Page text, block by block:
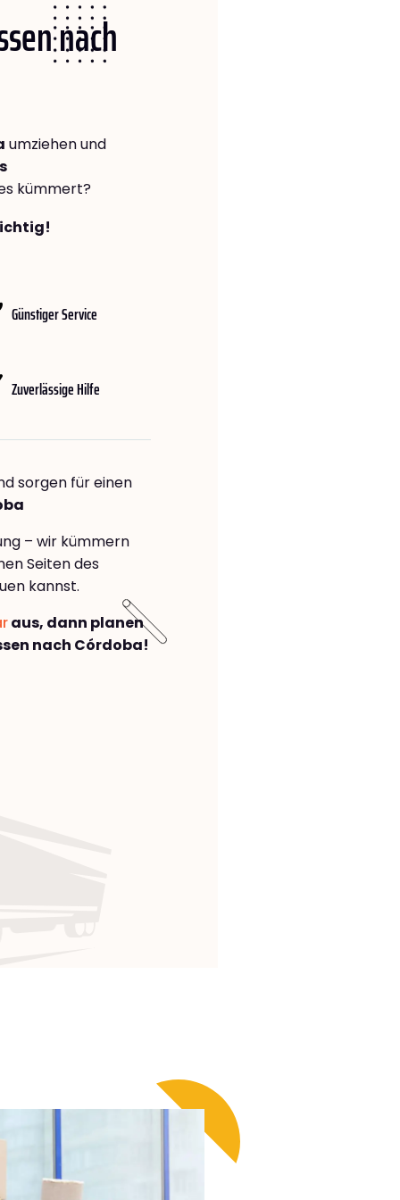
nach
umziehen und
kümmert?
Günstiger Service
Zuverlässige Hilfe
sorgen für einen
– wir kümmern
Seiten des
kannst.
aus, dann planen
nach Córdoba!